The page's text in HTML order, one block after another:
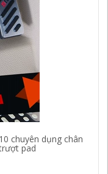
chuyên dụng chân
pad